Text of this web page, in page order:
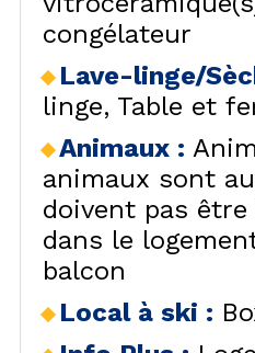
congélateur
Lave-linge/
linge Table et
Animaux :
animaux sont
doivent pas
dans le
balcon
Local à ski :